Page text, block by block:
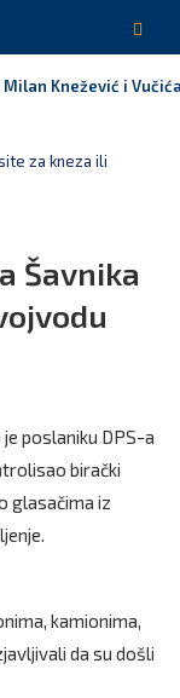
Milan Knežević i
za kneza ili
Šavnika
poslaniku DPS-a
birački
glasačima iz
kamionima,
da su došli